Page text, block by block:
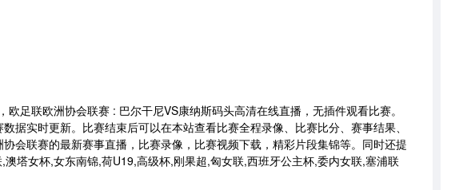
足联欧洲协会联赛 : 巴尔干尼VS康纳斯码头高清在线直播，无插件观看比赛。
据实时更新。比赛结束后可以在本站查看比赛全程录像、比赛比分、赛事结果、
会联赛的最新赛事直播，比赛录像，比赛视频下载，精彩片段集锦等。同时还提
塔女杯,女东南锦,荷U19,高级杯,刚果超,匈女联,西班牙公主杯,委内女联,塞浦联